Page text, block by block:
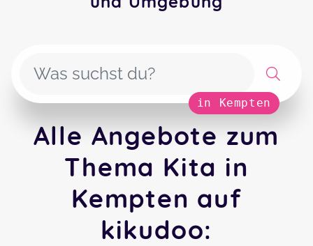
in Kempten
Alle Angebote zum
Thema Kita in
Kempten auf
kikudoo: